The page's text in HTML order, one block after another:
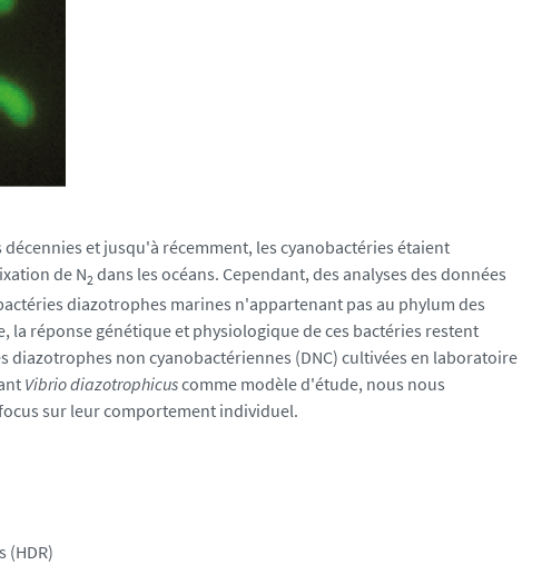
et jusqu'à récemment, les cyanobactéries étaient
de N2 dans les océans. Cependant, des analyses des données
diazotrophes marines n'appartenant pas au phylum des
réponse génétique et physiologique de ces bactéries restent
diazotrophes non cyanobactériennes (DNC) cultivées en laboratoire
Vibrio diazotrophicuscomme modèle d'étude, nous nous
sur leur comportement individuel.
(HDR)